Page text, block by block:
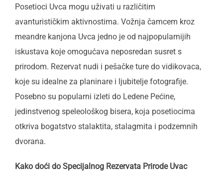
Posetioci Uvca mogu uživati u različitim
avanturističkim aktivnostima. Vožnja čamcem kroz
meandre kanjona Uvca jedno je od najpopularnijih
iskustava koje omogućava neposredan susret s
prirodom. Rezervat nudi i pešačke ture do vidikovaca,
koje su idealne za planinare i ljubitelje fotografije.
Posebno su popularni izleti do Ledene Pećine,
jedinstvenog speleološkog bisera, koja posetiocima
otkriva bogatstvo stalaktita, stalagmita i podzemnih
dvorana.
Kako doći do Specijalnog Rezervata Prirode Uvac